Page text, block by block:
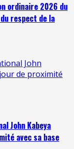
ordinaire 2026 du
respect de la
John
de proximité
John Kabeya
avec sa base